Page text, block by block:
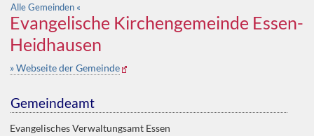
Alle Gemeinden «
Evangelische Kirchengemeinde Essen-
Heidhausen
» Webseite der Gemeinde
Gemeindeamt
Evangelisches Verwaltungsamt Essen